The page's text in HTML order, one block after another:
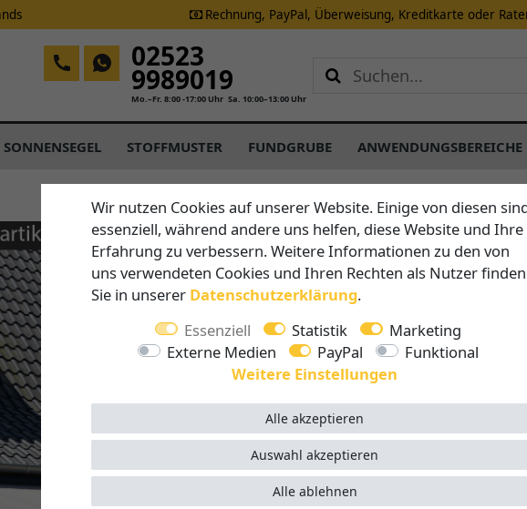
Rechnung, PayPal, Überweisung, Kreditkarte oder
02523
9989019
Mo.–Fr. 8:00 -17:00 Uhr Sa. 10:00–13:00 Uhr
SONNENSEGEL STOFFMUSTER FUNDGRUBE ANWENDUNGSBEREICHE
Brustor
B25 -
Vorteile auf
Breite
Ausfall
Wählen
Auf
Wir nutzen Cookies auf unserer Website. Einige von diesen
essenziell, während andere uns helfen, diese Website und Ihre
Erfahrung zu verbessern. Weitere Informationen zu den von
uns verwendeten Cookies und Ihren Rechten als Nutzer finden
Sie in unserer Daten­schutz­erklärung.
Essenziell
Statistik
Marketing
Externe Medien
PayPal
Funktional
Weitere Einstellungen
Alle akzeptieren
Alle ablehnen
Auswahl akzeptieren